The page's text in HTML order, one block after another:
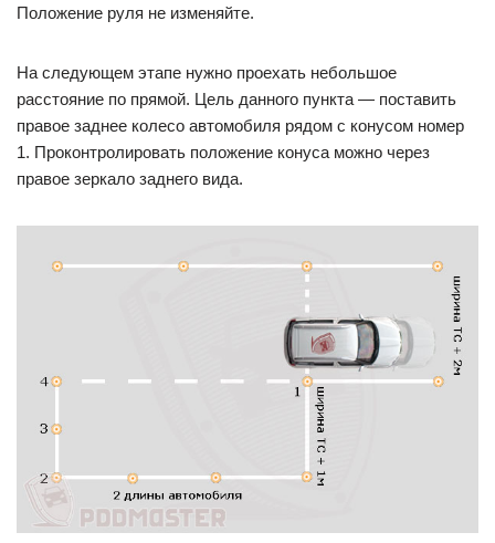
Положение руля не изменяйте.
На следующем этапе нужно проехать небольшое
расстояние по прямой. Цель данного пункта — поставить
правое заднее колесо автомобиля рядом с конусом номер
1. Проконтролировать положение конуса можно через
правое зеркало заднего вида.